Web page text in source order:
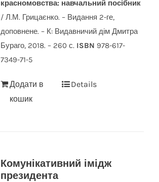
красномовства: навчальний посібник
/ Л.М. Грицаєнко. – Видання 2-ге,
доповнене. – К: Видавничий дім Дмитра
Бураго, 2018. – 260 с. ISBN 978-617-
7349-71-5
Додати в
кошик
Details
Комунікативний імідж
президента